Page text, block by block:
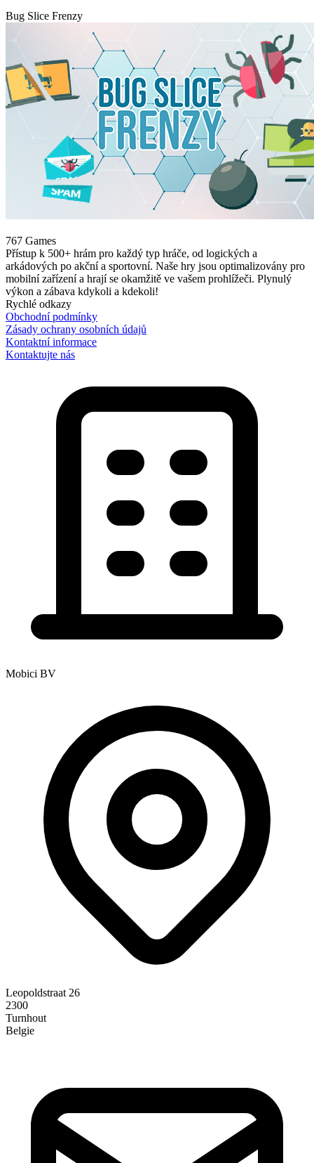
Bug Slice Frenzy
767 Games
Přístup k 500+ hrám pro každý typ hráče, od logických a
arkádových po akční a sportovní. Naše hry jsou optimalizovány pro
mobilní zařízení a hrají se okamžitě ve vašem prohlížeči. Plynulý
výkon a zábava kdykoli a kdekoli!
Rychlé odkazy
Obchodní podmínky
Zásady ochrany osobních údajů
Kontaktní informace
Kontaktujte nás
Mobici BV
Leopoldstraat 26
2300
Turnhout
Belgie